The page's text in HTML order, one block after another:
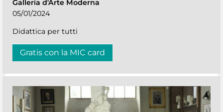
Galleria d'Arte Moderna
05/01/2024
Didattica per tutti
Gratis con la MIC card